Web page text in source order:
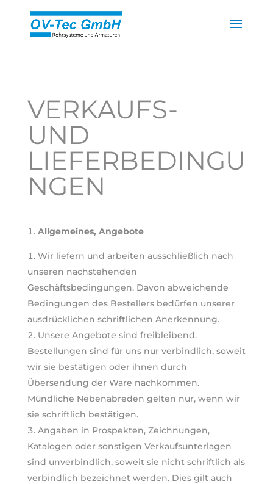
VERKAUFS-
UND
LIEFERBEDINGU
NGEN
Allgemeines, Angebote
Wir liefern und arbeiten ausschließlich nach
unseren nachstehenden
Geschäftsbedingungen. Davon abweichende
Bedingungen des Bestellers bedürfen unserer
ausdrücklichen schriftlichen Anerkennung.
Unsere Angebote sind freibleibend.
Bestellungen sind für uns nur verbindlich, soweit
wir sie bestätigen oder ihnen durch
Übersendung der Ware nachkommen.
Mündliche Nebenabreden gelten nur, wenn wir
sie schriftlich bestätigen.
Angaben in Prospekten, Zeichnungen,
Katalogen oder sonstigen Verkaufsunterlagen
sind unverbindlich, soweit sie nicht schriftlich als
verbindlich bezeichnet werden. Dies gilt auch